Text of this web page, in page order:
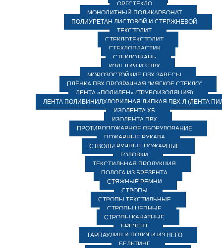
ОРГСТЕКЛО
МОНОЛИТНЫЙ ПОЛИКАРБОНАТ
ПОЛИУРЕТАН ЛИСТОВОЙ И СТЕРЖНЕВОЙ
ТЕКСТОЛИТ
СТЕКЛОТЕКСТОЛИТ
СТЕКЛОПЛАСТИК
СТЕКЛОТКАНЬ
ИЗДЕЛИЯ ИЗ ПВХ
МОРОЗОСТОЙКИЕ ПВХ ЗАВЕСЫ
ПЛЁНКА ПВХ ПРОЗРАЧНАЯ “МЯГКОЕ СТЕКЛО”
ЛЕНТА «ПОЛИЛЕН» (ТРУБОИЗОЛЯЦИЯ)
ЛЕНТА ПОЛИВИНИЛХЛОРИДНАЯ ЛИПКАЯ ПВХ-Л (ЛЕНТА
ИЗОЛЕНТА ХБ
ИЗОЛЕНТА ПВХ
ПРОТИВОПОЖАРНОЕ ОБОРУДОВАНИЕ
ПОЖАРНЫЕ РУКАВА
СТВОЛЫ РУЧНЫЕ ПОЖАРНЫЕ
ГОЛОВКИ
ТЕКСТИЛЬНАЯ ПРОДУКЦИЯ
ПОЛОГА ИЗ БРЕЗЕНТА
СТЯЖНЫЕ РЕМНИ
СТРОПЫ
СТРОПЫ ТЕКСТИЛЬНЫЕ
СТРОПЫ ЦЕПНЫЕ
СТРОПЫ КАНАТНЫЕ
БРЕЗЕНТ
ТАРПАУЛИН И ПОЛОГИ ИЗ НЕГО
БЕЛЬТИНГ